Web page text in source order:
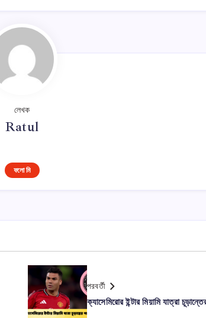
লেখক
Ratul
ফলো মি
পরবর্তী
ক্যাসেমিরোর ইন্টার মিয়ামি যাত্রা